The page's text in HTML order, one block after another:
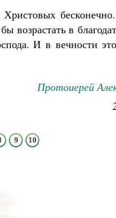
Христовых
в
И в вечности
Протоиерей
9 10